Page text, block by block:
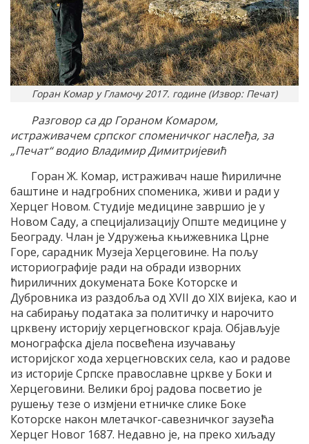
Горан Комар у Гламочу 2017. године (Извор: Печат)
Разговор са др Гораном Комаром,
истраживачем српског споменичког наслеђа, за
„Печат“ водио Владимир Димитријевић
Горан Ж. Комар, истраживач наше ћириличне
баштине и надгробних споменика, живи и ради у
Херцег Новом. Студије медицине завршио је у
Новом Саду, а специјализацију Опште медицине у
Београду. Члан је Удружења књижевника Црне
Горе, сарадник Музеја Херцеговине. На пољу
историографије ради на обради изворних
ћириличних докумената Боке Которске и
Дубровника из раздобља од XVII до XIX вијека, као и
на сабирању података за политичку и нарочито
црквену историју херцегновског краја. Објављује
монографска дјела посвећена изучавању
историјског хода херцегновских села, као и радове
из историје Српске православне цркве у Боки и
Херцеговини. Велики број радова посветио је
рушењу тезе о измјени етничке слике Боке
Которске након млетачког-савезничког заузећа
Херцег Новог 1687. Недавно је, на преко хиљаду